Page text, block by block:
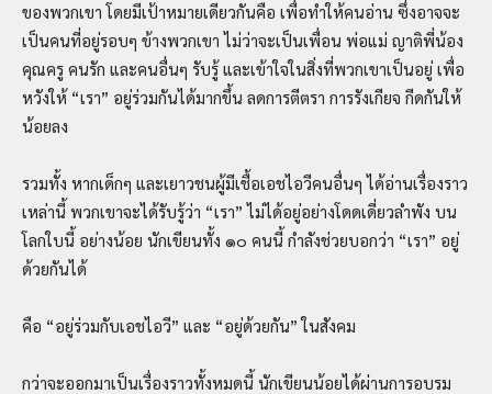
ของพวกเขา โดยมีเป้าหมายเดียวกันคือ เพื่อทำให้คนอ่าน ซึ่งอาจจะ
เป็นคนที่อยู่รอบๆ ข้างพวกเขา ไม่ว่าจะเป็นเพื่อน พ่อแม่ ญาติพี่น้อง
คุณครู คนรัก และคนอื่นๆ รับรู้ และเข้าใจในสิ่งที่พวกเขาเป็นอยู่ เพื่อ
หวังให้ “เรา” อยู่ร่วมกันได้มากขึ้น ลดการตีตรา การรังเกียจ กีดกันให้
น้อยลง
รวมทั้ง หากเด็กๆ และเยาวชนผู้มีเชื้อเอชไอวีคนอื่นๆ ได้อ่านเรื่องราว
เหล่านี้ พวกเขาจะได้รับรู้ว่า “เรา” ไม่ได้อยู่อย่างโดดเดี่ยวลำพัง บน
โลกใบนี้ อย่างน้อย นักเขียนทั้ง ๑๐ คนนี้ กำลังช่วยบอกว่า “เรา” อยู่
ด้วยกันได้
คือ “อยู่ร่วมกับเอชไอวี” และ “อยู่ด้วยกัน” ในสังคม
กว่าจะออกมาเป็นเรื่องราวทั้งหมดนี้ นักเขียนน้อยได้ผ่านการอบรม